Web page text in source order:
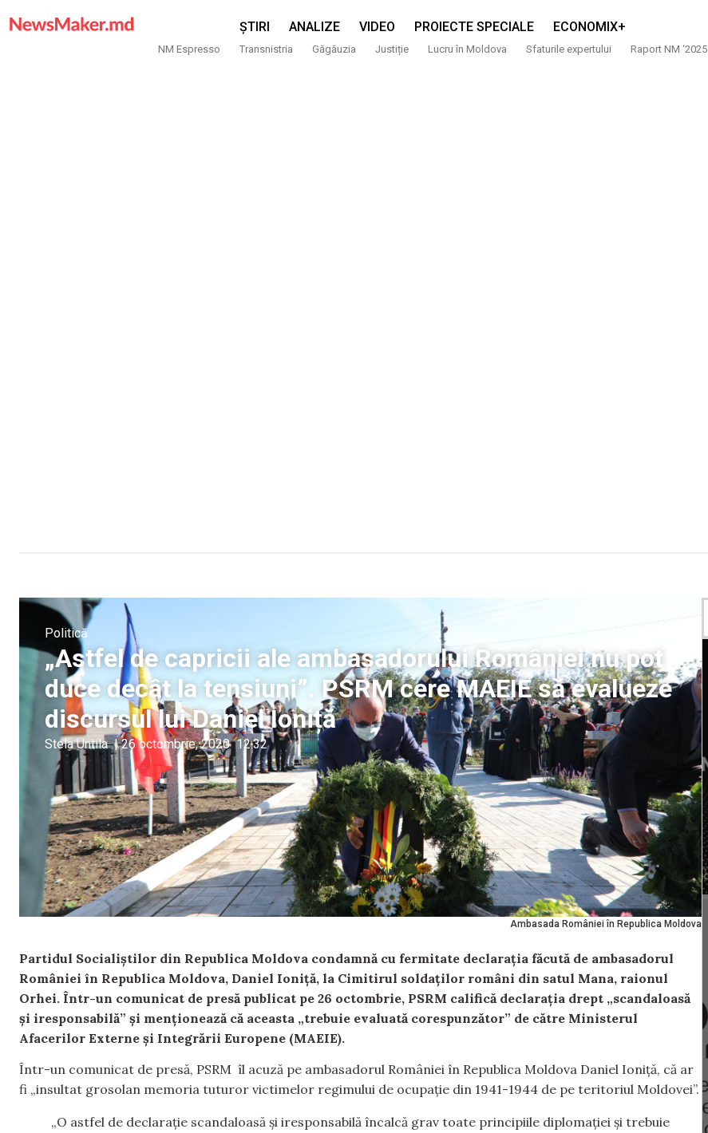
ȘTIRI ANALIZE VIDEO PROIECTE SPECIALE ECONOMIX+
NM Espresso Transnistria Găgăuzia Justiție Lucru în Moldova Sfaturile expertului Raport NM ‘2025
Ambasada României în Republica Moldova
Politică
„Astfel de capricii ale ambasadorului României nu pot
duce decât la tensiuni”. PSRM cere MAEIE să evalueze
discursul lui Daniel Ioniță
Stela Untila | 26 octombrie, 2020 12:32
Partidul Socialiștilor din Republica Moldova condamnă cu fermitate declarația făcută de ambasadorul
României în Republica Moldova, Daniel Ioniță, la Cimitirul soldaților români din satul Mana, raionul
Orhei. Într-un comunicat de presă publicat pe 26 octombrie, PSRM califică declarația drept „scandaloasă
și iresponsabilă” și menționează că aceasta „trebuie evaluată corespunzător” de către Ministerul
Afacerilor Externe și Integrării Europene (MAEIE).
Într-un comunicat de presă, PSRM îl acuză pe ambasadorul României în Republica Moldova Daniel Ioniță, că ar
fi „insultat grosolan memoria tuturor victimelor regimului de ocupație din 1941-1944 de pe teritoriul Moldovei”.
„O astfel de declarație scandaloasă și iresponsabilă încalcă grav toate principiile diplomației și trebuie